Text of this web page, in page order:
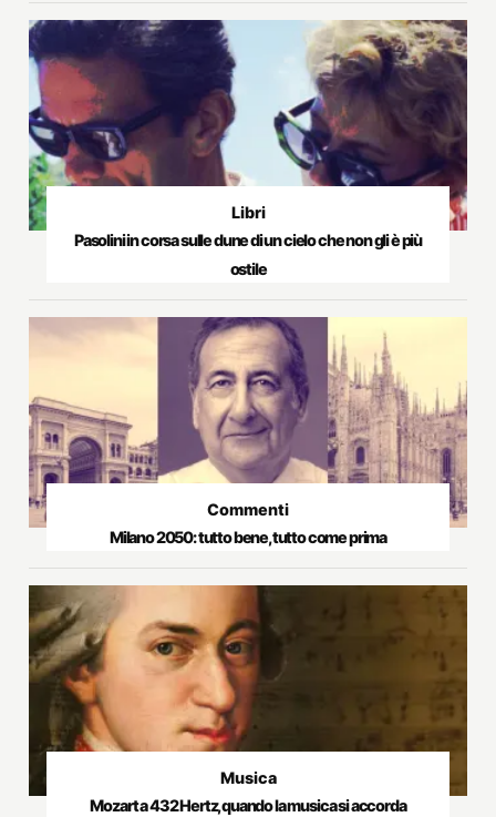
Libri
Pasolini in corsa sulle dune di un cielo che non gli è più
ostile
Commenti
Milano 2050: tutto bene, tutto come prima
Musica
Mozart a 432 Hertz, quando la musica si accorda